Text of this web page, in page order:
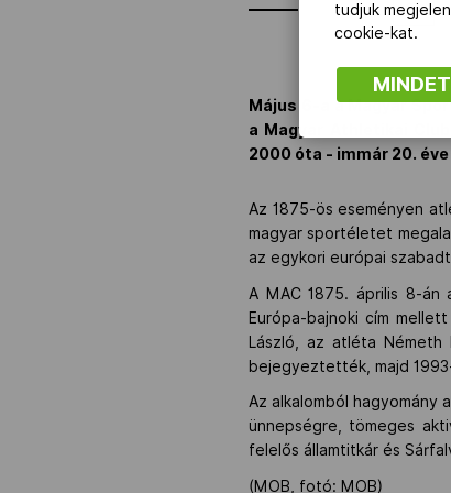
Május 6-a a Magyar
a Magyar Athletikai
2000 óta - immár 20.
Az 1875-ös eseményen
magyar sportéletet
az egykori európai
A MAC 1875. április 8-
Európa-bajnoki cím
László, az atléta
bejegyeztették, majd
Az alkalomból hagyomány
ünnepségre, tömeges
felelős államtitkár és
(MOB, fotó: MOB)
tudjuk
cookie-kat.